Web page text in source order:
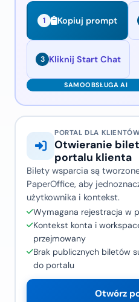
1 Kopiuj prompt
3 Kliknij Start Chat
PORTAL DLA
Otwieranie
portalu klienta
Bilety wsparcia są
PaperOffice, aby
użytkownika i kontekst.
Wymagana rejestracja w
Kontekst konta i
przejmowany
Brak publicznych biletów
do portalu
Otwórz